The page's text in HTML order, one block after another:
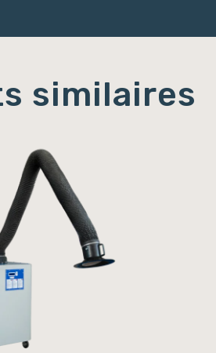
similaires